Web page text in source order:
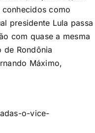
como
presidente Lula passa
com quase a mesma
Rondônia
Máximo,
o-vice-